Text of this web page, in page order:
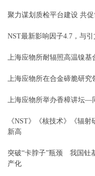
聚力谋划质检平台建设 共
NST最新影响因子4.7，与
上海应物所耐辐照高温镍基
上海应物所在合金碲脆研究
上海应物所举办香樟讲坛—
《NST》《核技术》《辐
新高
突破“卡脖子”瓶颈 我国钍
产化